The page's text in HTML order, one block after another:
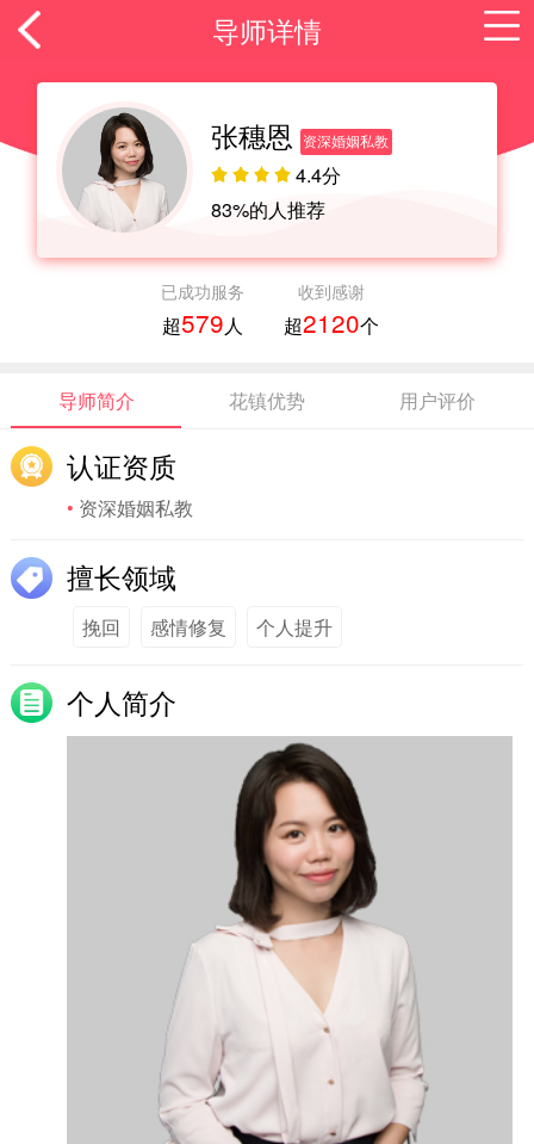
导师详情
咨询导师 在线课堂 情感求助
资讯
导师精选
相亲秘籍 约会技巧
情感维系 婆媳相处
星座情感 情感故事 情感倾诉
张穗恩资深婚姻私教
4.4分
83%的人推荐
已成功服务
超579人
收到感谢
超2120个
导师简介 花镇优势 用户评价
认证资质
• 资深婚姻私教
擅长领域
挽回 感情修复 个人提升
个人简介